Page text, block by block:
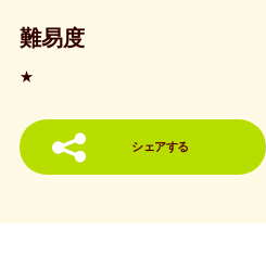
難易度
★
シェアする